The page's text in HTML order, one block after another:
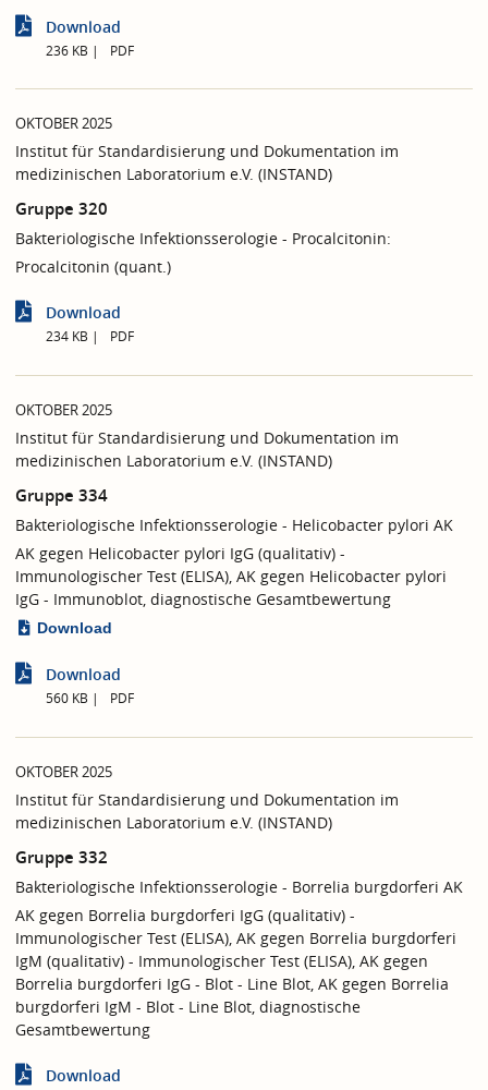
Download
236 KB PDF
OKTOBER 2025
Institut für Standardisierung und Dokumentation im
medizinischen Laboratorium e.V. (INSTAND)
Gruppe 320
Bakteriologische Infektionsserologie - Procalcitonin:
Procalcitonin (quant.)
Download
234 KB PDF
OKTOBER 2025
Institut für Standardisierung und Dokumentation im
medizinischen Laboratorium e.V. (INSTAND)
Gruppe 334
Bakteriologische Infektionsserologie - Helicobacter pylori AK
AK gegen Helicobacter pylori IgG (qualitativ) -
Immunologischer Test (ELISA), AK gegen Helicobacter pylori
IgG - Immunoblot, diagnostische Gesamtbewertung
Download
Download
560 KB PDF
OKTOBER 2025
Institut für Standardisierung und Dokumentation im
medizinischen Laboratorium e.V. (INSTAND)
Gruppe 332
Bakteriologische Infektionsserologie - Borrelia burgdorferi AK
AK gegen Borrelia burgdorferi IgG (qualitativ) -
Immunologischer Test (ELISA), AK gegen Borrelia burgdorferi
IgM (qualitativ) - Immunologischer Test (ELISA), AK gegen
Borrelia burgdorferi IgG - Blot - Line Blot, AK gegen Borrelia
burgdorferi IgM - Blot - Line Blot, diagnostische
Gesamtbewertung
Download